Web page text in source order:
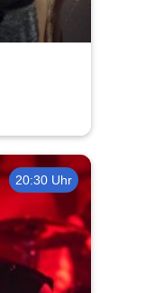
20:30 Uhr